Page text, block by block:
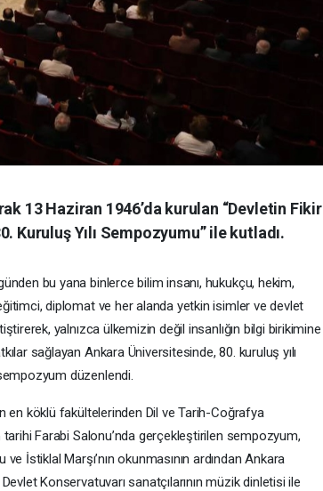
13 Haziran 1946’da kurulan “Devletin Fikir
Kuruluş Yılı Sempozyumu” ile kutladı.
bu yana binlerce bilim insanı, hukukçu, hekim,
diplomat ve her alanda yetkin isimler ve devlet
yalnızca ülkemizin değil insanlığın bilgi birikimine
sağlayan Ankara Üniversitesinde, 80. kuruluş yılı
düzenlendi.
en köklü fakültelerinden Dil ve Tarih-Coğrafya
Farabi Salonu’nda gerçekleştirilen sempozyum,
ve İstiklal Marşı’nın okunmasının ardından Ankara
Konservatuvarı sanatçılarının müzik dinletisi ile